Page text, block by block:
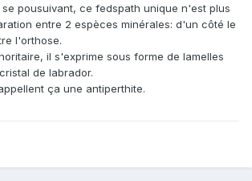
pousuivant, ce fedspath unique n'est plus
entre 2 espèces minérales: d'un côté le
l'orthose.
il s'exprime sous forme de lamelles
de labrador.
ça une antiperthite.